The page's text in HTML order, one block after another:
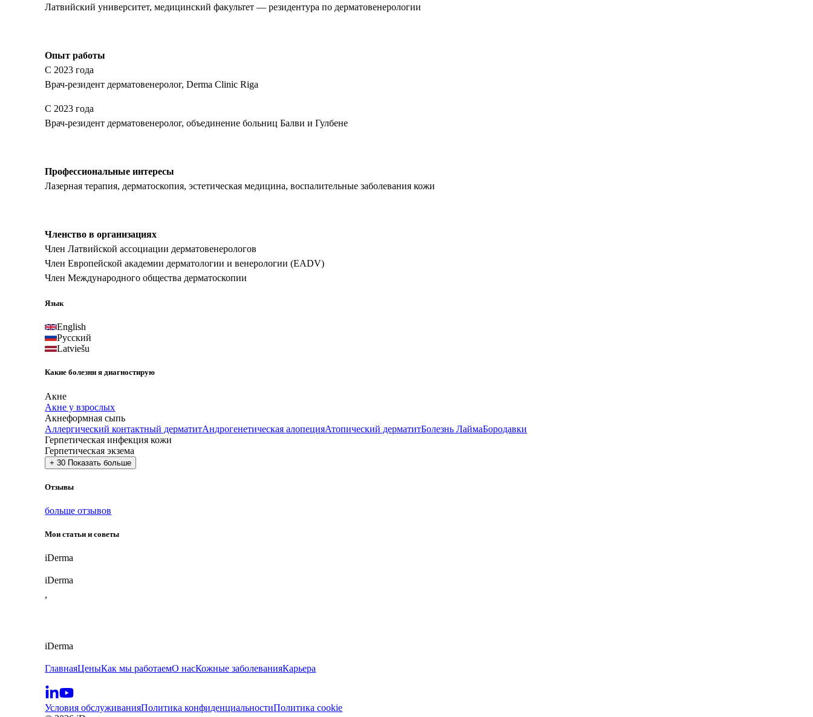
Латвийский университет, медицинский факультет — резидентура по дерматовенерологии
Опыт работы
С 2023 года
Врач-резидент дерматовенеролог, Derma Clinic Riga
С 2023 года
Врач-резидент дерматовенеролог, объединение больниц Балви и Гулбене
Профессиональные интересы
Лазерная терапия, дерматоскопия, эстетическая медицина, воспалительные заболевания кожи
Членство в организациях
Член Латвийской ассоциации дерматовенерологов
Член Европейской академии дерматологии и венерологии (EADV)
Член Международного общества дерматоскопии
Язык
English
Русский
Latviešu
Какие болезни я диагностирую
Акне
Акне у взрослых
Акнеформная сыпь
Аллергический контактный дерматитАндрогенетическая алопецияАтопический дерматитБолезнь ЛаймаБородавки
Герпетическая инфекция кожи
Герпетическая экзема
+30 Показать больше
Отзывы
больше отзывов
Мои статьи и советы
iDerma
iDerma
,
iDerma
ГлавнаяЦеныКак мы работаемО насКожные заболеванияКарьера
Условия обслуживанияПолитика конфиденциальностиПолитика cookie